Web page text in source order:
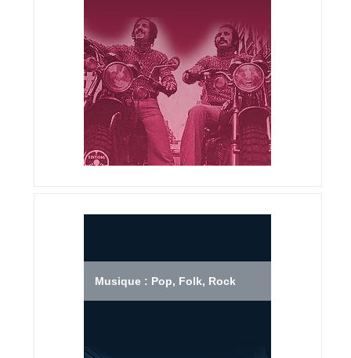
Musique : Pop, Folk, Rock